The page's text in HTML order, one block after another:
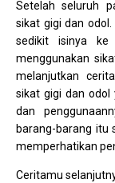
Setelah seluruh
sikat gigi dan
sedikit isinya
menggunakan
melanjutkan
sikat gigi dan
dan
barang-barang itu
memperhatikan
Ceritamu